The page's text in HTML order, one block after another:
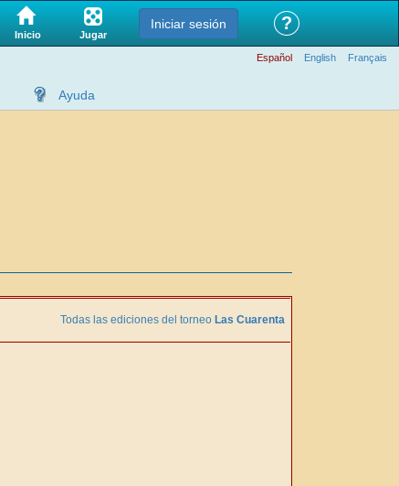
Inicio Jugar
Iniciar sesión ?
Español English Français
Ayuda
Todas las ediciones del torneo Las Cuarenta